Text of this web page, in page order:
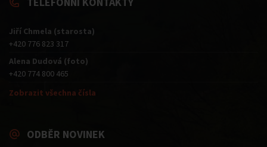
Jiří Chmela (starosta)
+420 776 823 317
Alena Dudová (foto)
+420 774 800 465
Zobrazit všechna čísla
ODBĚR NOVINEK